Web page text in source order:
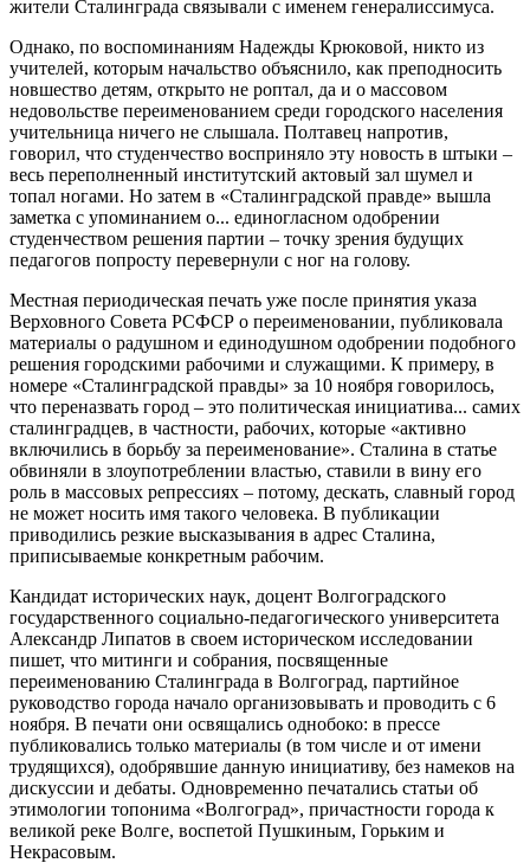
жители Сталинграда связывали с именем генералиссимуса.
Однако, по воспоминаниям Надежды Крюковой, никто из
учителей, которым начальство объяснило, как преподносить
новшество детям, открыто не роптал, да и о массовом
недовольстве переименованием среди городского населения
учительница ничего не слышала. Полтавец напротив,
говорил, что студенчество восприняло эту новость в штыки –
весь переполненный институтский актовый зал шумел и
топал ногами. Но затем в «Сталинградской правде» вышла
заметка с упоминанием о... единогласном одобрении
студенчеством решения партии – точку зрения будущих
педагогов попросту перевернули с ног на голову.
Местная периодическая печать уже после принятия указа
Верховного Совета РСФСР о переименовании, публиковала
материалы о радушном и единодушном одобрении подобного
решения городскими рабочими и служащими. К примеру, в
номере «Сталинградской правды» за 10 ноября говорилось,
что переназвать город – это политическая инициатива... самих
сталинградцев, в частности, рабочих, которые «активно
включились в борьбу за переименование». Сталина в статье
обвиняли в злоупотреблении властью, ставили в вину его
роль в массовых репрессиях – потому, дескать, славный город
не может носить имя такого человека. В публикации
приводились резкие высказывания в адрес Сталина,
приписываемые конкретным рабочим.
Кандидат исторических наук, доцент Волгоградского
государственного социально-педагогического университета
Александр Липатов в своем историческом исследовании
пишет, что митинги и собрания, посвященные
переименованию Сталинграда в Волгоград, партийное
руководство города начало организовывать и проводить с 6
ноября. В печати они освящались однобоко: в прессе
публиковались только материалы (в том числе и от имени
трудящихся), одобрявшие данную инициативу, без намеков на
дискуссии и дебаты. Одновременно печатались статьи об
этимологии топонима «Волгоград», причастности города к
великой реке Волге, воспетой Пушкиным, Горьким и
Некрасовым.